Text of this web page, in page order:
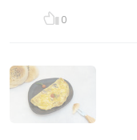
0